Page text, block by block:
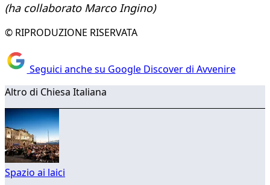
(ha collaborato Marco Ingino)
© RIPRODUZIONE RISERVATA
Seguici anche su Google Discover di Avvenire
Altro di Chiesa Italiana
Spazio ai laici